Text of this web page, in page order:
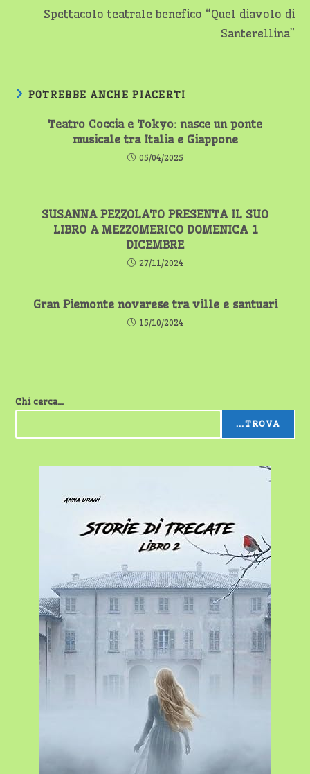
Spettacolo teatrale benefico “Quel diavolo di
Santerellina”
POTREBBE ANCHE PIACERTI
Teatro Coccia e Tokyo: nasce un ponte
musicale tra Italia e Giappone
05/04/2025
SUSANNA PEZZOLATO PRESENTA IL SUO
LIBRO A MEZZOMERICO DOMENICA 1
DICEMBRE
27/11/2024
Gran Piemonte novarese tra ville e santuari
15/10/2024
Chi cerca...
...TROVA